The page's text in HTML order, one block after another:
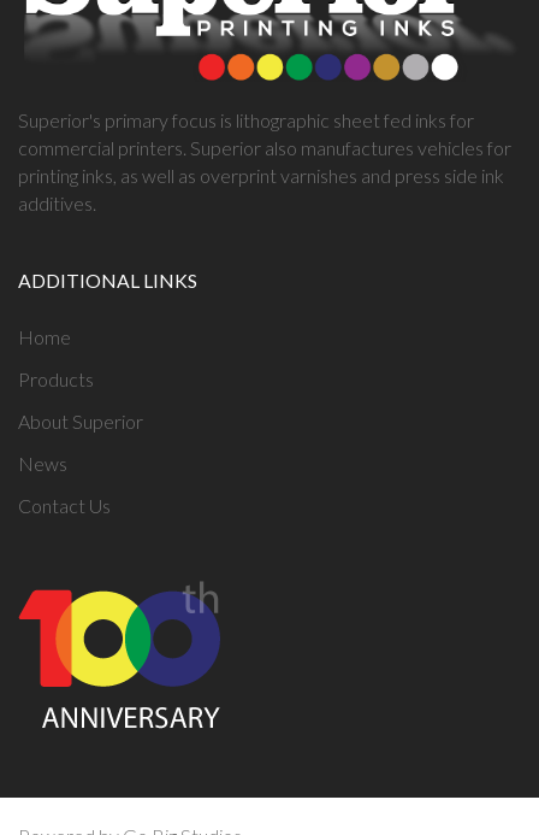
Superior's primary focus is lithographic sheet fed inks for
commercial printers. Superior also manufactures vehicles for
printing inks, as well as overprint varnishes and press side ink
additives.
ADDITIONAL LINKS
Home
Products
About Superior
News
Contact Us